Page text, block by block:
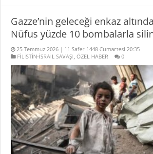
Gazze’nin geleceği enkaz
Nüfus yüzde 10 bombalarla
25 Temmuz 2026 | 11 Safer 1448 Cumartesi 20:35
FİLİSTİN-İSRAİL SAVAŞI ,ÖZEL HABER 0